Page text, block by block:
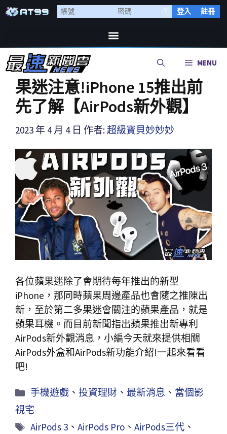
登入 註冊
MENU
果迷注意!iPhone 15推出前
先了解【AirPods新外觀】
2023 年 4 月 4 日 作者: 超級寶貝妙妙妙
各位蘋果迷除了會期待每年推出的新型
iPhone，那同時蘋果周邊產品也會隨之推陳出
新，至於第二多果迷會關注的蘋果產品，就是
蘋果耳機。而目前新聞指出蘋果推出新專利
AirPods新外觀消息，小編今天就來提供相關
AirPods外盒和AirPods新功能介紹!一起來看看
吧!
手機遊戲 、投資理財 、最新消息 、 當個影
視宅
AirPods 3 、AirPods Pro 、AirPods三代 、